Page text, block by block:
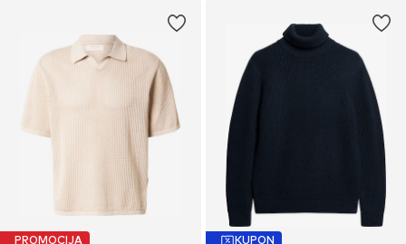
PROMOCIJA KUPON